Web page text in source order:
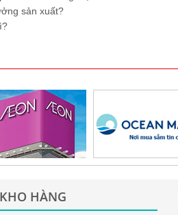
sản xuất?
HÀNG